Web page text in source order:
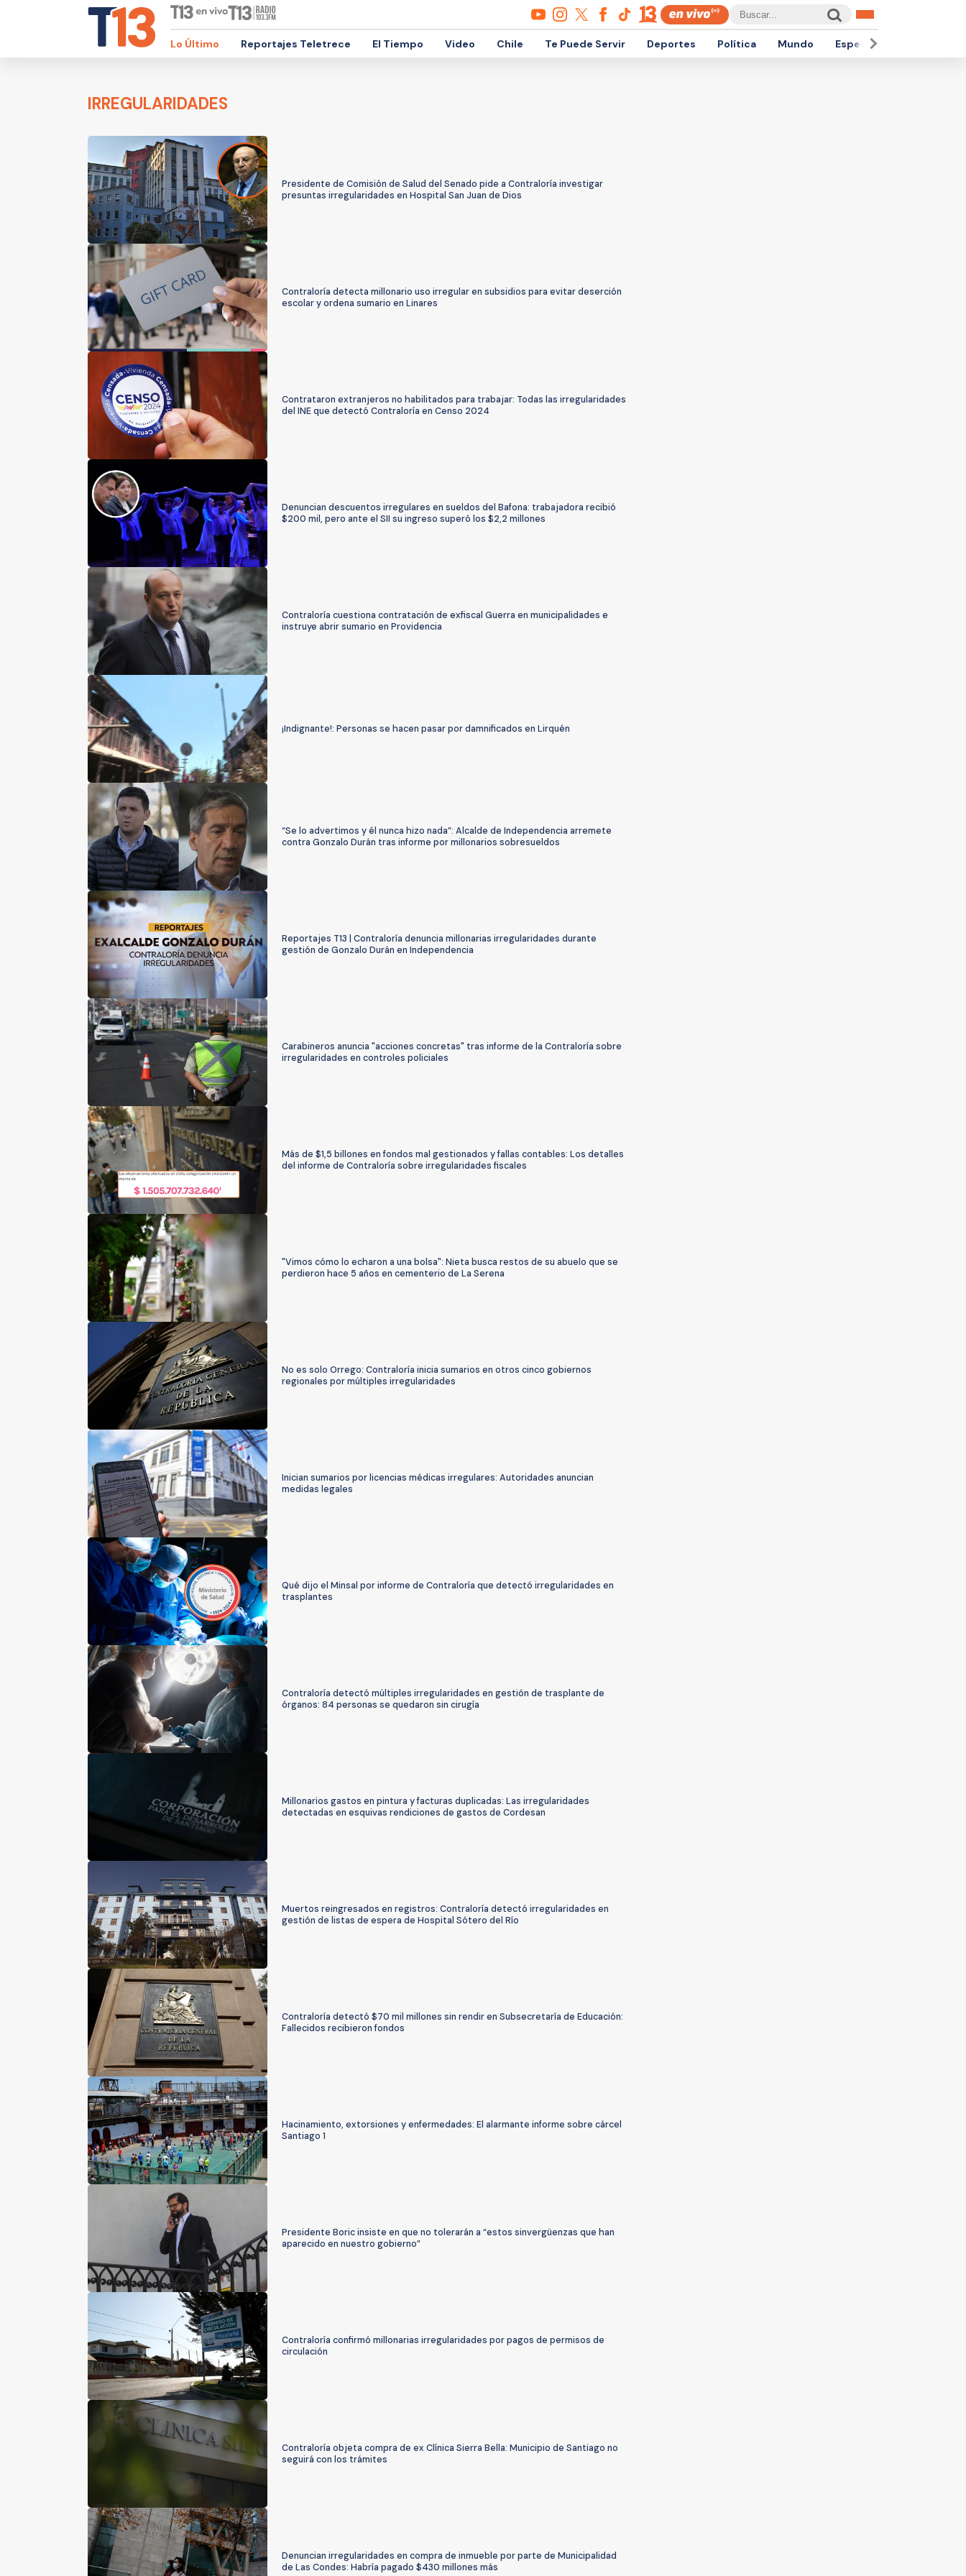
Lo Último Reportajes Teletrece El Tiempo Video Chile Te Puede Servir Deportes Política Mundo Espectáculos
IRREGULARIDADES
Presidente de Comisión de Salud del Senado pide a Contraloría investigar
presuntas irregularidades en Hospital San Juan de Dios
Contraloría detecta millonario uso irregular en subsidios para evitar deserción
escolar y ordena sumario en Linares
Contrataron extranjeros no habilitados para trabajar: Todas las irregularidades
del INE que detectó Contraloría en Censo 2024
Denuncian descuentos irregulares en sueldos del Bafona: trabajadora recibió
$200 mil, pero ante el SII su ingreso superó los $2,2 millones
Contraloría cuestiona contratación de exfiscal Guerra en municipalidades e
instruye abrir sumario en Providencia
¡Indignante!: Personas se hacen pasar por damnificados en Lirquén
“Se lo advertimos y él nunca hizo nada”: Alcalde de Independencia arremete
contra Gonzalo Durán tras informe por millonarios sobresueldos
Reportajes T13 | Contraloría denuncia millonarias irregularidades durante
gestión de Gonzalo Durán en Independencia
Carabineros anuncia "acciones concretas" tras informe de la Contraloría sobre
irregularidades en controles policiales
Más de $1,5 billones en fondos mal gestionados y fallas contables: Los detalles
del informe de Contraloría sobre irregularidades fiscales
"Vimos cómo lo echaron a una bolsa": Nieta busca restos de su abuelo que se
perdieron hace 5 años en cementerio de La Serena
No es solo Orrego: Contraloría inicia sumarios en otros cinco gobiernos
regionales por múltiples irregularidades
Inician sumarios por licencias médicas irregulares: Autoridades anuncian
medidas legales
Qué dijo el Minsal por informe de Contraloría que detectó irregularidades en
trasplantes
Contraloría detectó múltiples irregularidades en gestión de trasplante de
órganos: 84 personas se quedaron sin cirugía
Millonarios gastos en pintura y facturas duplicadas: Las irregularidades
detectadas en esquivas rendiciones de gastos de Cordesan
Muertos reingresados en registros: Contraloría detectó irregularidades en
gestión de listas de espera de Hospital Sótero del Río
Contraloría detectó $70 mil millones sin rendir en Subsecretaría de Educación:
Fallecidos recibieron fondos
Hacinamiento, extorsiones y enfermedades: El alarmante informe sobre cárcel
Santiago 1
Presidente Boric insiste en que no tolerarán a “estos sinvergüenzas que han
aparecido en nuestro gobierno”
Contraloría confirmó millonarias irregularidades por pagos de permisos de
circulación
Contraloría objeta compra de ex Clínica Sierra Bella: Municipio de Santiago no
seguirá con los trámites
Denuncian irregularidades en compra de inmueble por parte de Municipalidad
de Las Condes: Habría pagado $430 millones más